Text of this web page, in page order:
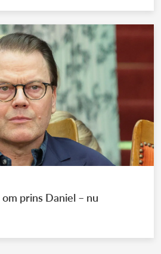
prins Daniel – nu